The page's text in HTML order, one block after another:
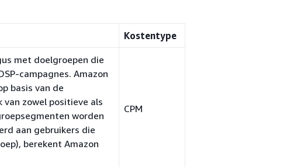
Kostentype
met doelgroepen die
campagnes. Amazon
basis van de
van zowel positieve als
worden
aan gebruikers die
berekent Amazon
CPM